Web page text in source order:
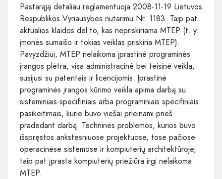
Pastarąją detaliau reglamentuoja 2008-11-19 Lietuvos
Respublikos Vyriausybės nutarimu Nr. 1183. Taip pat
aktualios klaidos dėl to, kas nepriskiriama MTEP (t. y.
įmonės sumaišo ir tokias veiklas priskiria MTEP).
Pavyzdžiui, MTEP nelaikoma įprastinė programinės
įrangos plėtra, visa administracinė bei teisinė veikla,
susijusi su patentais ir licencijomis. Įprastinė
programinės įrangos kūrimo veikla apima darbą su
sisteminiais-specifiniais arba programiniais specifiniais
pasikeitimais, kurie buvo viešai prieinami prieš
pradedant darbą. Techninės problemos, kurios buvo
išspręstos ankstesniuose projektuose, tose pačiose
operacinėse sistemose ir kompiuterių architektūroje,
taip pat įprasta kompiuterių priežiūra irgi nelaikoma
MTEP.